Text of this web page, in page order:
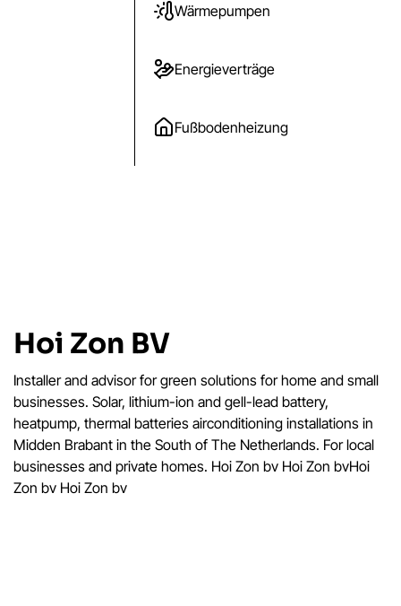
Wärmepumpen
Energieverträge
Fußbodenheizung
Hoi Zon BV
Installer and advisor for green solutions for home and small
businesses. Solar, lithium-ion and gell-lead battery,
heatpump, thermal batteries airconditioning installations in
Midden Brabant in the South of The Netherlands. For local
businesses and private homes. Hoi Zon bv Hoi Zon bvHoi
Zon bv Hoi Zon bv